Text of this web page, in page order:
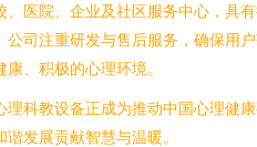
医院、企业及社区服务中心，具
司注重研发与售后服务，确保用
、积极的心理环境。
科教设备正成为推动中国心理健
发展贡献智慧与温暖。